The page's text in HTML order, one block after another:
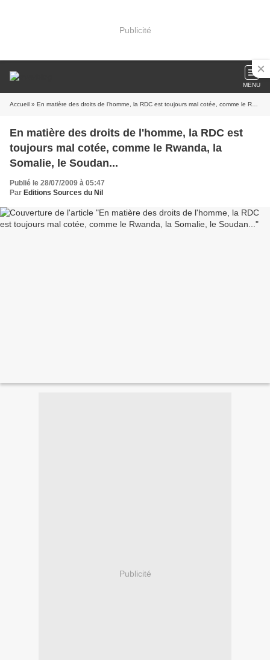
Publicité
MENU
Accueil » En matière des droits de l'homme, la RDC est toujours mal cotée, comme le Rwanda, la Somalie, le Soudan...
En matière des droits de l'homme, la RDC est
toujours mal cotée, comme le Rwanda, la
Somalie, le Soudan...
Publié le 28/07/2009 à 05:47
Par Editions Sources du Nil
Publicité